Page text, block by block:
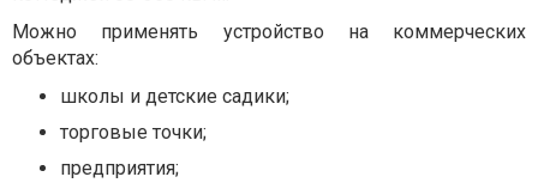
Можно применять устройство на коммерческих
объектах:
школы и детские садики;
торговые точки;
предприятия;